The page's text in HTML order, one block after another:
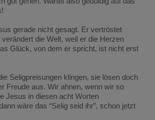
gerade nicht gesagt. Er vertröstet
die Welt, weil er die Herzen
Glück, von dem er spricht, ist nicht erst
Seligpreisungen klingen, sie lösen doch
Freude aus. Wir ahnen, wenn wir so
Jesus in diesen acht Worten
wäre das “Selig seid ihr”, schon jetzt